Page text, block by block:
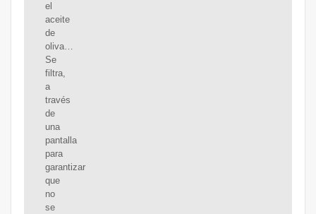
el
aceite
de
oliva…
Se
filtra,
a
través
de
una
pantalla
para
garantizar
que
no
se